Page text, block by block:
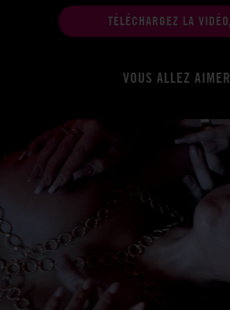
TÉLÉCHARGEZ LA VIDÉO
VOUS ALLEZ AIMER